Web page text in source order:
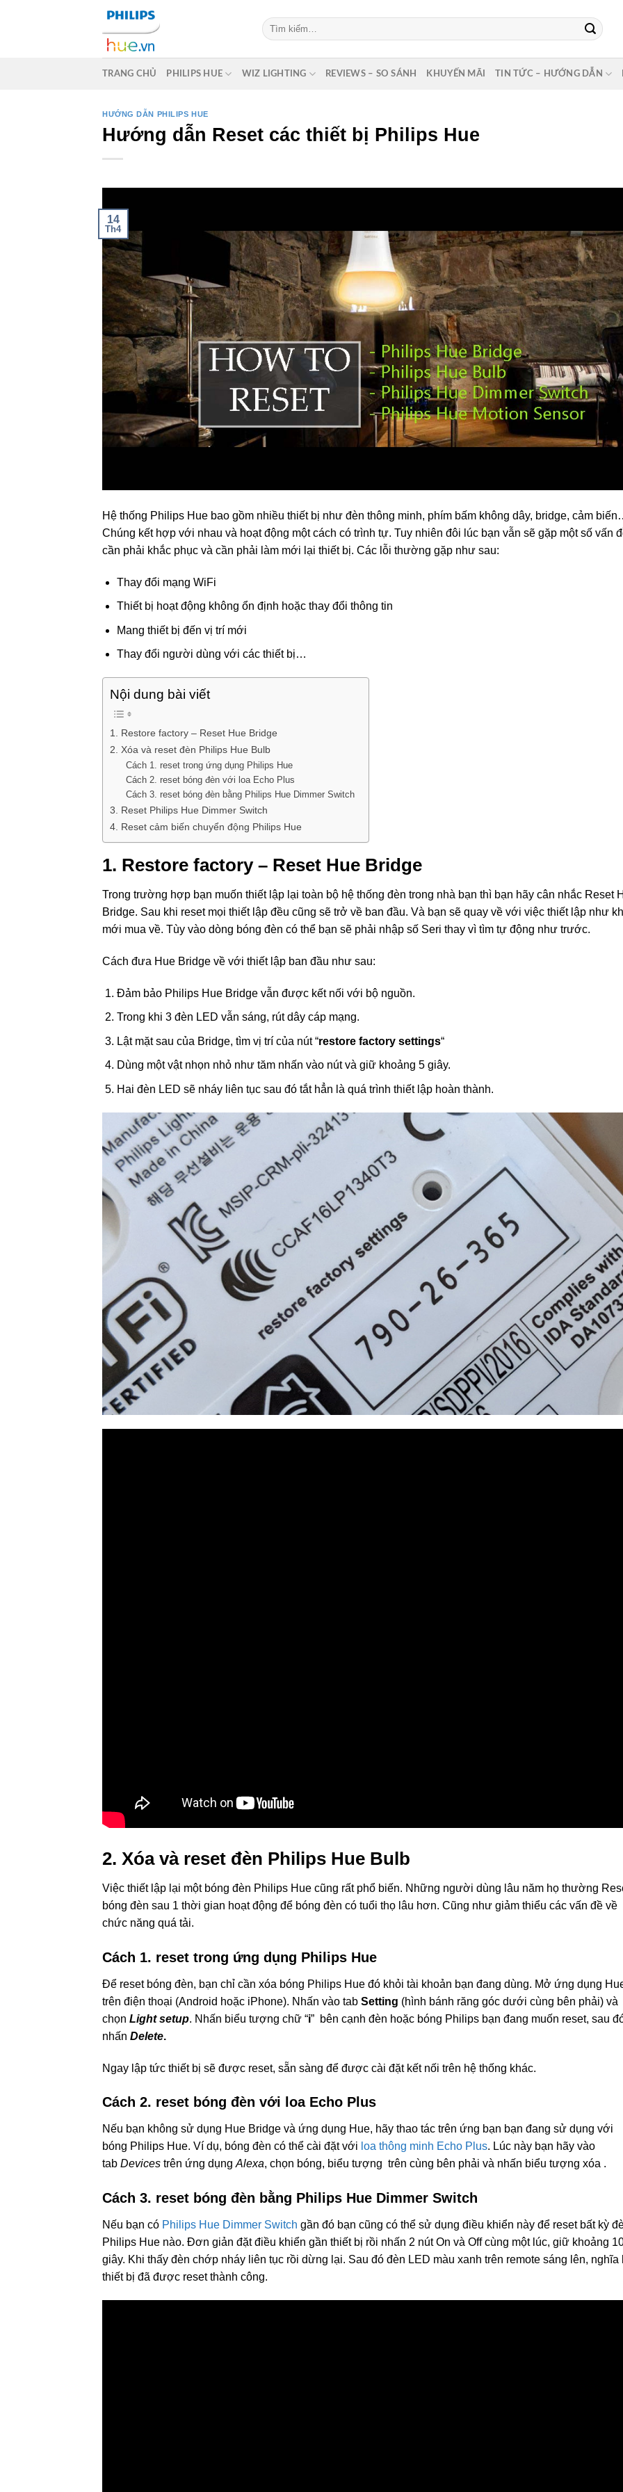
Tìm
kiếm:
TRANG CHỦ PHILIPS HUE WIZ LIGHTING REVIEWS – SO SÁNH KHUYẾN MÃI TIN TỨC – HƯỚNG DẪN
HƯỚNG DẪN PHILIPS HUE
Hướng dẫn Reset các thiết bị Philips Hue
14
Th4
Hệ thống Philips Hue bao gồm nhiều thiết bị như đèn thông minh, phím bấm không dây, bridge, cảm
Chúng kết hợp với nhau và hoạt động một cách có trình tự. Tuy nhiên đôi lúc bạn vẫn sẽ gặp một số vấn
cần phải khắc phục và cần phải làm mới lại thiết bị. Các lỗi thường gặp như sau:
Thay đổi mạng WiFi
Thiết bị hoạt động không ổn định hoặc thay đổi thông tin
Mang thiết bị đến vị trí mới
Thay đổi người dùng với các thiết bị…
Nội dung bài viết
1. Restore factory – Reset Hue Bridge
2. Xóa và reset đèn Philips Hue Bulb
Cách 1. reset trong ứng dụng Philips Hue
Cách 2. reset bóng đèn với loa Echo Plus
Cách 3. reset bóng đèn bằng Philips Hue Dimmer Switch
3. Reset Philips Hue Dimmer Switch
4. Reset cảm biến chuyển động Philips Hue
1. Restore factory – Reset Hue Bridge
Trong trường hợp bạn muốn thiết lập lại toàn bộ hệ thống đèn trong nhà bạn thì bạn hãy cân nhắc Reset
Bridge. Sau khi reset mọi thiết lập đều cũng sẽ trở về ban đầu. Và bạn sẽ quay về với việc thiết lập như
mới mua về. Tùy vào dòng bóng đèn có thể bạn sẽ phải nhập số Seri thay vì tìm tự động như trước.
Cách đưa Hue Bridge về với thiết lập ban đầu như sau:
Đảm bảo Philips Hue Bridge vẫn được kết nối với bộ nguồn.
Trong khi 3 đèn LED vẫn sáng, rút dây cáp mạng.
Lật mặt sau của Bridge, tìm vị trí của nút “restore factory settings“
Dùng một vật nhọn nhỏ như tăm nhấn vào nút và giữ khoảng 5 giây.
Hai đèn LED sẽ nháy liên tục sau đó tắt hẳn là quá trình thiết lập hoàn thành.
2. Xóa và reset đèn Philips Hue Bulb
Việc thiết lập lại một bóng đèn Philips Hue cũng rất phổ biến. Những người dùng lâu năm họ thường
bóng đèn sau 1 thời gian hoạt động để bóng đèn có tuổi thọ lâu hơn. Cũng như giảm thiểu các vấn đề về
chức năng quá tải.
Cách 1. reset trong ứng dụng Philips Hue
Để reset bóng đèn, bạn chỉ cần xóa bóng Philips Hue đó khỏi tài khoản bạn đang dùng. Mở ứng dụng
trên điện thoại (Android hoặc iPhone). Nhấn vào tab Setting (hình bánh răng góc dưới cùng bên phải) và
chọn Light setup. Nhấn biểu tượng chữ “i” bên cạnh đèn hoặc bóng Philips bạn đang muốn reset, sau
nhấn Delete.
Ngay lập tức thiết bị sẽ được reset, sẵn sàng để được cài đặt kết nối trên hệ thống khác.
Cách 2. reset bóng đèn với loa Echo Plus
Nếu bạn không sử dụng Hue Bridge và ứng dụng Hue, hãy thao tác trên ứng bạn bạn đang sử dụng với
bóng Philips Hue. Ví dụ, bóng đèn có thể cài đặt với loa thông minh Echo Plus. Lúc này bạn hãy vào
tab Devices trên ứng dụngAlexa, chọn bóng, biểu tượng trên cùng bên phải và nhấn biểu tượng xóa .
Cách 3. reset bóng đèn bằng Philips Hue Dimmer Switch
Nếu bạn có Philips Hue Dimmer Switch gần đó bạn cũng có thể sử dụng điều khiển này để reset bất kỳ
Philips Hue nào. Đơn giản đặt điều khiển gần thiết bị rồi nhấn 2 nút On và Off cùng một lúc, giữ khoảng
giây. Khi thấy đèn chớp nháy liên tục rồi dừng lại. Sau đó đèn LED màu xanh trên remote sáng lên, nghĩa
thiết bị đã được reset thành công.